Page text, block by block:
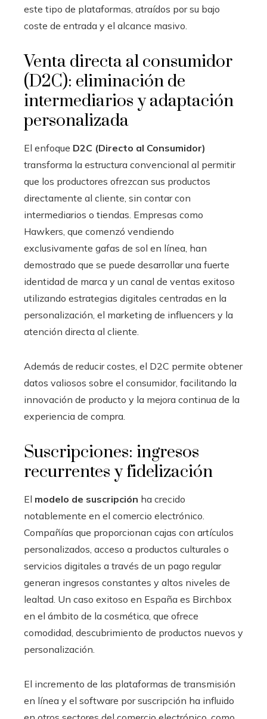
este tipo de plataformas, atraídos por su bajo
coste de entrada y el alcance masivo.
Venta directa al consumidor
(D2C): eliminación de
intermediarios y adaptación
personalizada
El enfoque D2C (Directo al Consumidor)
transforma la estructura convencional al permitir
que los productores ofrezcan sus productos
directamente al cliente, sin contar con
intermediarios o tiendas. Empresas como
Hawkers, que comenzó vendiendo
exclusivamente gafas de sol en línea, han
demostrado que se puede desarrollar una fuerte
identidad de marca y un canal de ventas exitoso
utilizando estrategias digitales centradas en la
personalización, el marketing de influencers y la
atención directa al cliente.
Además de reducir costes, el D2C permite obtener
datos valiosos sobre el consumidor, facilitando la
innovación de producto y la mejora continua de la
experiencia de compra.
Suscripciones: ingresos
recurrentes y fidelización
El modelo de suscripción ha crecido
notablemente en el comercio electrónico.
Compañías que proporcionan cajas con artículos
personalizados, acceso a productos culturales o
servicios digitales a través de un pago regular
generan ingresos constantes y altos niveles de
lealtad. Un caso exitoso en España es Birchbox
en el ámbito de la cosmética, que ofrece
comodidad, descubrimiento de productos nuevos y
personalización.
El incremento de las plataformas de transmisión
en línea y el software por suscripción ha influido